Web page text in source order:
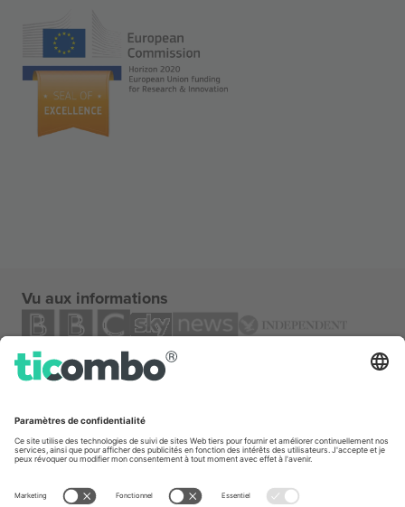
Vu aux informations